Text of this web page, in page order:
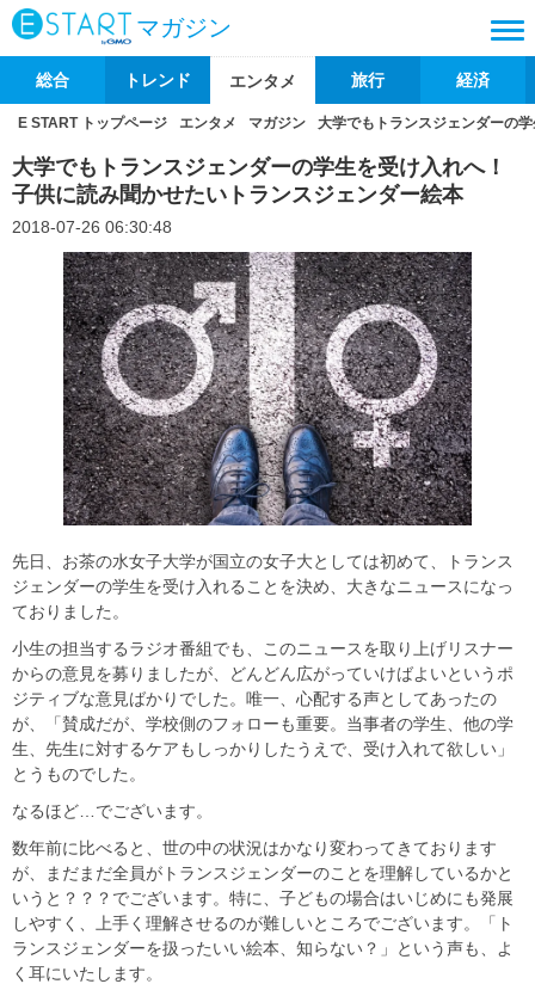
マガジン
総合 トレンド エンタメ 旅行 経済
E START トップページ エンタメ マガジン 大学でもトランスジェンダーの
大学でもトランスジェンダーの学生を受け入れへ！
子供に読み聞かせたいトランスジェンダー絵本
2018-07-26 06:30:48
先日、お茶の水女子大学が国立の女子大としては初めて、トランス
ジェンダーの学生を受け入れることを決め、大きなニュースになっ
ておりました。
小生の担当するラジオ番組でも、このニュースを取り上げリスナー
からの意見を募りましたが、どんどん広がっていけばよいというポ
ジティブな意見ばかりでした。唯一、心配する声としてあったの
が、「賛成だが、学校側のフォローも重要。当事者の学生、他の学
生、先生に対するケアもしっかりしたうえで、受け入れて欲しい」
とうものでした。
なるほど…でございます。
数年前に比べると、世の中の状況はかなり変わってきております
が、まだまだ全員がトランスジェンダーのことを理解しているかと
いうと？？？でございます。特に、子どもの場合はいじめにも発展
しやすく、上手く理解させるのが難しいところでございます。「ト
ランスジェンダーを扱ったいい絵本、知らない？」という声も、よ
く耳にいたします。